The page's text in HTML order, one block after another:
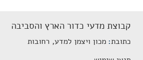
קבוצת מדעי כדור הארץ והסביבה
כתובת מכון ויצמן למדע, רחובות